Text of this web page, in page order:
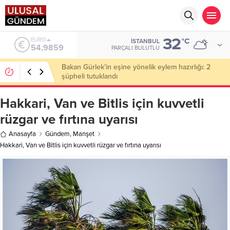
ALTIN
6.496,95
İSTANBUL
PARÇALI BULUTLU 32°C
Ahbap Derneği’nde milyonluk vurgun iddiası: Haluk
Levent ve Ekibine gözaltı
Hakkari, Van ve Bitlis için kuvvetli
rüzgar ve fırtına uyarısı
Anasayfa Gündem, Manşet
Hakkari, Van ve Bitlis için kuvvetli rüzgar ve fırtına uyarısı